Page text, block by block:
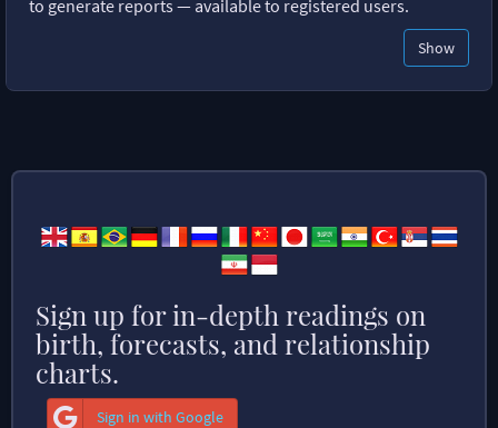
to generate reports — available to registered users.
Show
Sign up for in-depth readings on
birth, forecasts, and relationship
charts.
Sign in with Google